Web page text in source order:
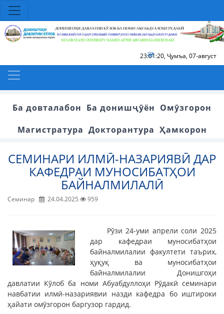
23:01:21, Ҷумъа, 07-август
Ба довталабон Ба донишҷӯён Омӯзгорон
Магистратура Докторантура Ҳамкорон
СЕМИНАРИ ИЛМӢ-НАЗАРИЯВӢ ДАР
КАФЕДРАИ МУНОСИБАТҲОИ
БАЙНАЛМИЛАЛӢ
Семинар 24.04.2025 959
Рӯзи 24-уми апрели соли 2025
дар кафедраи муносибатҳои
байналмилалии факултети таърих,
ҳуқуқ ва муносибатҳои
байналмилалии Донишгоҳи
давлатии Кӯлоб ба номи Абуабдуллоҳи Рӯдакӣ семинари
навбатии илмӣ-назариявии назди кафедра бо иштироки
ҳайати омӯзгорон баргузор гардид.